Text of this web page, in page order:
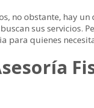
no obstante, hay
sus servicios.
para quienes